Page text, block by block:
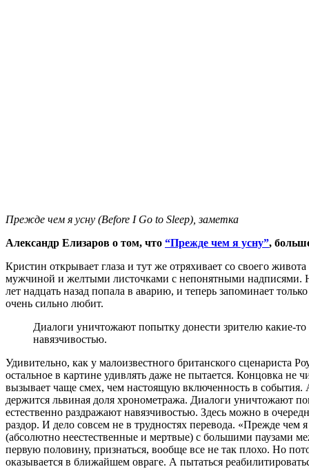
Прежде чем я усну (Before I Go to Sleep), заметка
Александр Елизаров о том, что “Прежде чем я усну”,
Кристин открывает глаза и тут же отряхивает со своего
мужчиной и желтыми листочками с непонятными надписями.
лет надцать назад попала в аварию, и теперь запоминает
очень сильно любит.
Диалоги уничтожают попытку донести зрителю какие-
навязчивостью.
Удивительно, как у малоизвестного британского
остальное в картине удивлять даже не пытается. Концовка не
вызывает чаще смех, чем настоящую включенность в
держится львиная доля хронометража. Диалоги уничтожают
естественно раздражают навязчивостью. Здесь можно в
раздор. И дело совсем не в трудностях перевода. «Прежде чем
(абсолютно неестественные и мертвые) с большими паузами
первую половину, признаться, вообще все не так плохо. Но
оказывается в ближайшем овраге. А пытаться